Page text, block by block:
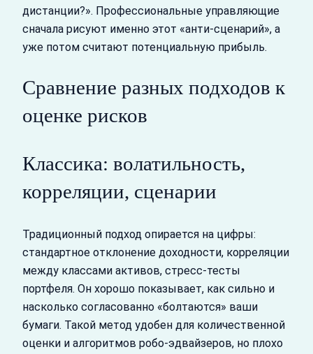
дистанции?». Профессиональные управляющие
сначала рисуют именно этот «анти-сценарий», а
уже потом считают потенциальную прибыль.
Сравнение разных подходов к
оценке рисков
Классика: волатильность,
корреляции, сценарии
Традиционный подход опирается на цифры:
стандартное отклонение доходности, корреляции
между классами активов, стресс-тесты
портфеля. Он хорошо показывает, как сильно и
насколько согласованно «болтаются» ваши
бумаги. Такой метод удобен для количественной
оценки и алгоритмов робо-эдвайзеров, но плохо